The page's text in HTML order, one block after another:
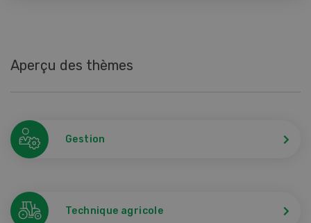
Aperçu des thèmes
Gestion
Technique agricole